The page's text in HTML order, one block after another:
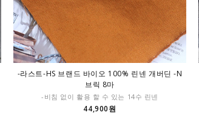
-라스트-HS 브랜드 바이오 100% 린넨 개버딘 -N
브릭 8마
-비침 없이 활용 할 수 있는 14수 린넨
44,900원